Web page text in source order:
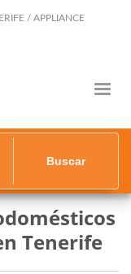
/ APPLIANCE
Buscar
Tenerife